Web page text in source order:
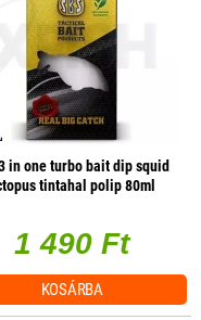
in one turbo bait dip squid
tintahal polip 80ml
1 490 Ft
KOSÁRBA